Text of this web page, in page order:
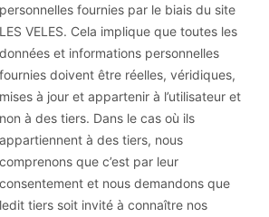
personnelles fournies par le biais du site
LES VELES. Cela implique que toutes les
données et informations personnelles
fournies doivent être réelles, véridiques,
mises à jour et appartenir à l’utilisateur et
non à des tiers. Dans le cas où ils
appartiennent à des tiers, nous
comprenons que c’est par leur
consentement et nous demandons que
ledit tiers soit invité à connaître nos